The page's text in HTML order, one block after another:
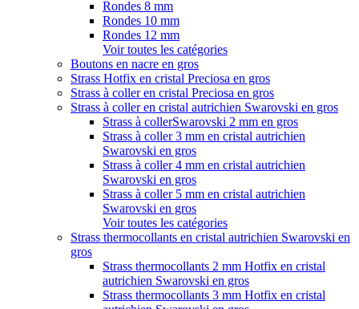
Rondes 8 mm
Rondes 10 mm
Rondes 12 mm
Voir toutes les catégories
Boutons en nacre en gros
Strass Hotfix en cristal Preciosa en gros
Strass à coller en cristal Preciosa en gros
Strass à coller en cristal autrichien Swarovski en gros
Strass à collerSwarovski 2 mm en gros
Strass à coller 3 mm en cristal autrichien
Swarovski en gros
Strass à coller 4 mm en cristal autrichien
Swarovski en gros
Strass à coller 5 mm en cristal autrichien
Swarovski en gros
Voir toutes les catégories
Strass thermocollants en cristal autrichien Swarovski en
gros
Strass thermocollants 2 mm Hotfix en cristal
autrichien Swarovski en gros
Strass thermocollants 3 mm Hotfix en cristal